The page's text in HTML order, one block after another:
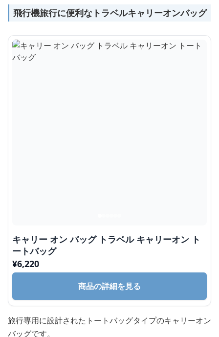
飛行機旅行に便利なトラベルキャリーオンバッグ
キャリー オン バッグ トラベル キャリーオン ト
ートバッグ
¥6,220
商品の詳細を見る
旅行専用に設計されたトートバッグタイプのキャリーオン
バッグです。